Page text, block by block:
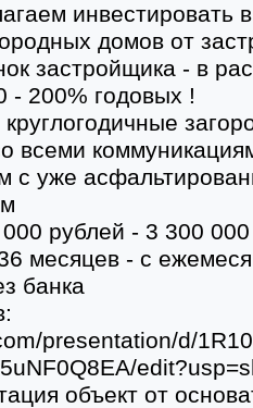
инвестировать
домов от
застройщика - в
- 200% годовых !
всеми
с уже
рублей - 3 300
месяцев - с
банка
presentation/d/
объект от